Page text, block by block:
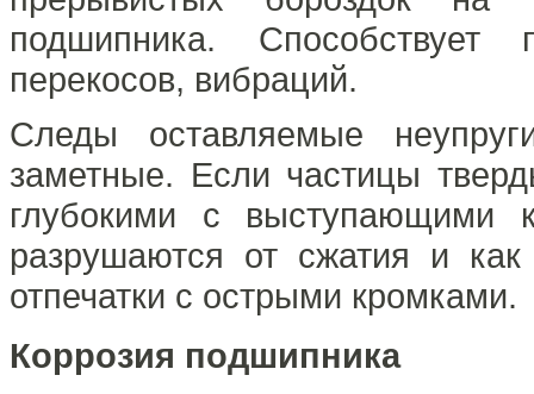
подшипника.
перекосов, вибраций.
Следы оставляемые
заметные. Если частицы
глубокими с выступающими
разрушаются от сжатия и
отпечатки с острыми кромками.
Коррозия подшипника